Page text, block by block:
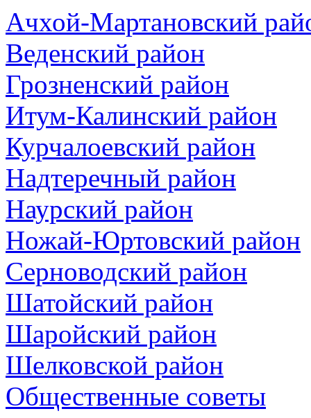
Ачхой-Мартановский
Веденский район
Грозненский район
Итум-Калинский район
Курчалоевский район
Надтеречный район
Наурский район
Ножай-Юртовский район
Серноводский район
Шатойский район
Шаройский район
Шелковской район
Общественные советы